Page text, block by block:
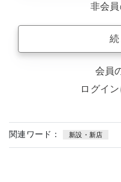
非会
会員
ログイ
関連ワード： 新設・新店